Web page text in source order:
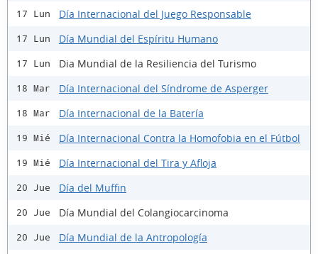
17 Lun Día Internacional del Juego Responsable
17 Lun Día Mundial del Espíritu Humano
17 Lun Dia Mundial de la Resiliencia del Turismo
18 Mar Día Internacional del Síndrome de Asperger
18 Mar Día Internacional de la Batería
19 Mié Día Internacional Contra la Homofobia en el Fútbol
19 Mié Día Internacional del Tira y Afloja
20 Jue Día del Muffin
20 Jue Día Mundial del Colangiocarcinoma
20 Jue Día Mundial de la Antropología